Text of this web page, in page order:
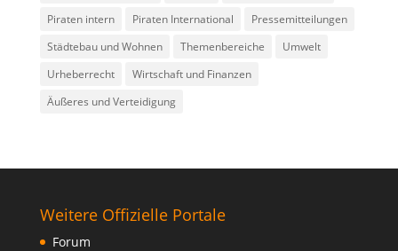
Piraten intern
Piraten International
Pressemitteilungen
Städtebau und Wohnen
Themenbereiche
Umwelt
Urheberrecht
Wirtschaft und Finanzen
Äußeres und Verteidigung
Weitere Offizielle Portale
Forum